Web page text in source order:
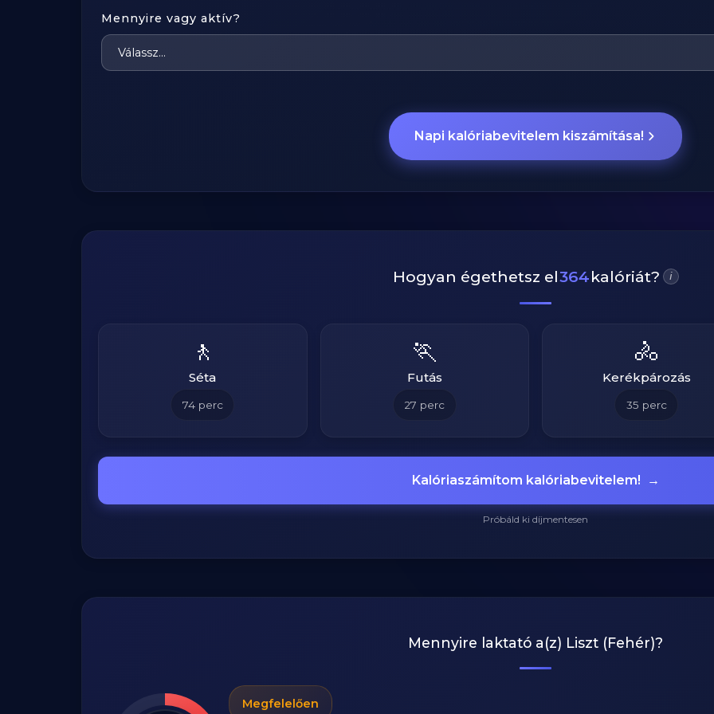
Mennyire vagy aktív?
Napi kalóriabevitelem kiszámítása!
Hogyan égethetsz el364kalóriát? i
🚶
Séta
74perc
🏃
Futás
27 perc
🚴
Kerékpározás
35 perc
Kalóriaszámítom kalóriabevitelem! →
Próbáld ki díjmentesen
Mennyire laktató a(z) Liszt (Fehér)?
Megfelelően